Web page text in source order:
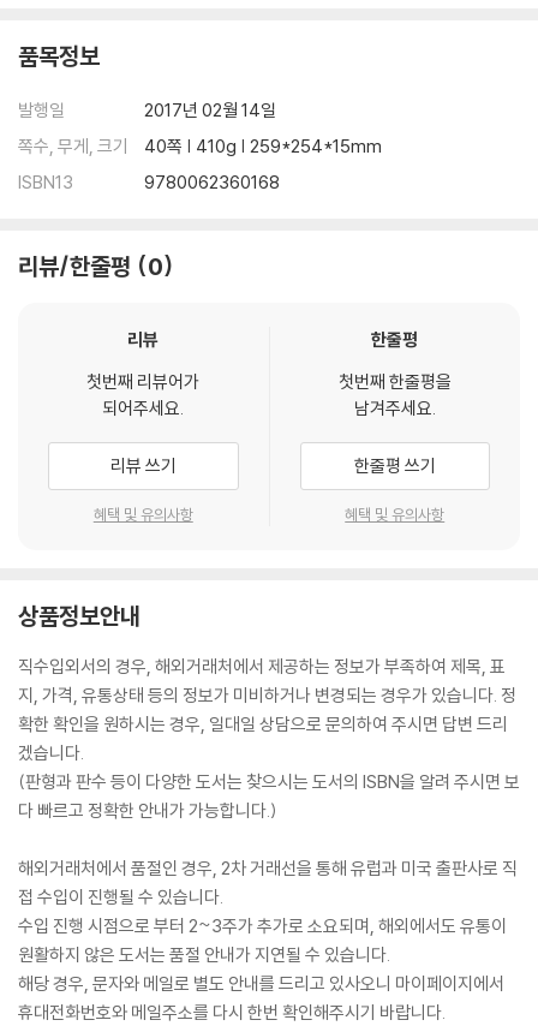
품목정보
발행일
2017년 02월 14일
쪽수, 무게, 크기
40쪽 | 410g | 259*254*15mm
ISBN13
9780062360168
리뷰/한줄평 0
리뷰
첫번째 리뷰어가
되어주세요.
리뷰 쓰기
혜택 및 유의사항
한줄평
첫번째 한줄평을
남겨주세요.
한줄평 쓰기
혜택 및 유의사항
상품정보안내
직수입외서의 경우, 해외거래처에서 제공하는 정보가 부족하여 제목, 표
지, 가격, 유통상태 등의 정보가 미비하거나 변경되는 경우가 있습니다. 정
확한 확인을 원하시는 경우, 일대일 상담으로 문의하여 주시면 답변 드리
겠습니다.
(판형과 판수 등이 다양한 도서는 찾으시는 도서의 ISBN을 알려 주시면 보
다 빠르고 정확한 안내가 가능합니다.)
해외거래처에서 품절인 경우, 2차 거래선을 통해 유럽과 미국 출판사로 직
접 수입이 진행될 수 있습니다.
수입 진행 시점으로 부터 2~3주가 추가로 소요되며, 해외에서도 유통이
원활하지 않은 도서는 품절 안내가 지연될 수 있습니다.
해당 경우, 문자와 메일로 별도 안내를 드리고 있사오니 마이페이지에서
휴대전화번호와 메일주소를 다시 한번 확인해주시기 바랍니다.